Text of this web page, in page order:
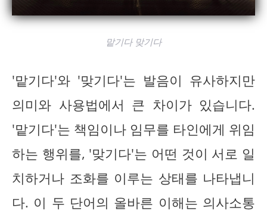
맡기다 맞기다
'맡기다'와 '맞기다'는 발음이 유사하지만
의미와 사용법에서 큰 차이가 있습니다.
'맡기다'는 책임이나 임무를 타인에게 위임
하는 행위를, '맞기다'는 어떤 것이 서로 일
치하거나 조화를 이루는 상태를 나타냅니
다. 이 두 단어의 올바른 이해는 의사소통